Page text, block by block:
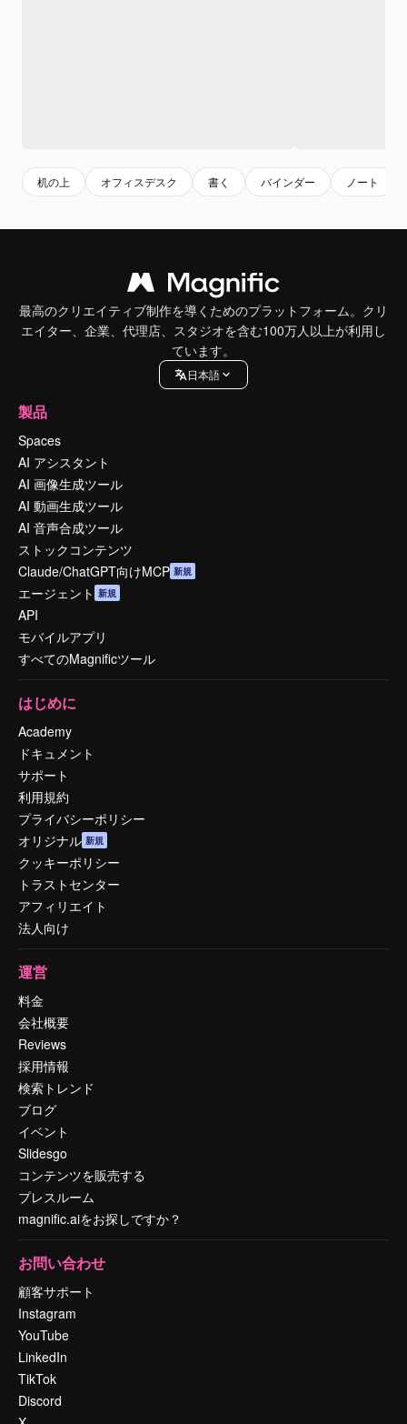
机の上 オフィスデスク 書く バインダー ノート
最高のクリエイティブ制作を導くためのプラットフォーム。クリ
エイター、企業、代理店、スタジオを含む100万人以上が利用し
ています。
日本語
製品
Spaces
AI アシスタント
AI 画像生成ツール
AI 動画生成ツール
AI 音声合成ツール
ストックコンテンツ
Claude/ChatGPT向けMCP 新規
エージェント 新規
API
モバイルアプリ
すべてのMagnificツール
はじめに
Academy
ドキュメント
サポート
利用規約
プライバシーポリシー
オリジナル 新規
クッキーポリシー
トラストセンター
アフィリエイト
法人向け
運営
料金
会社概要
Reviews
採用情報
検索トレンド
ブログ
イベント
Slidesgo
コンテンツを販売する
プレスルーム
magnific.aiをお探しですか？
お問い合わせ
顧客サポート
Instagram
YouTube
LinkedIn
TikTok
Discord